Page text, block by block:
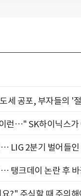
세 공포, 부자들의 '
런…" SK하이닉스가
LIG 2분기 벌어들
탱크데이 논란 후 바